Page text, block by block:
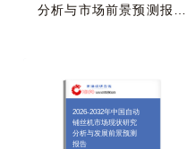
分析与市场前景预测报告
2026-2032年中国自动
铺丝机市场现状研究
分析与发展前景预测
报告